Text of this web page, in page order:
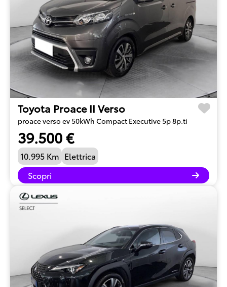
Toyota Proace II Verso
proace verso ev 50kWh Compact Executive 5p 8p.ti
39.500 €
10.995 Km Elettrica
Scopri